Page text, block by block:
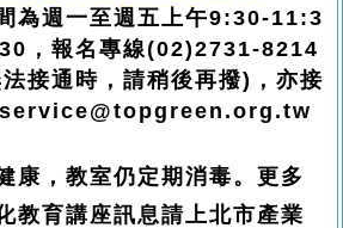
為週一至週五上午9:30-11:3
，報名專線(02)2731-8214
接通時，請稍後再撥)，亦接
service@topgreen.org.tw
康，教室仍定期消毒。更多
教育講座訊息請上北市產業